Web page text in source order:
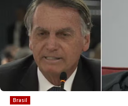
Brasil